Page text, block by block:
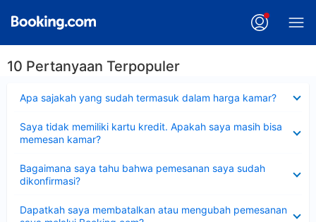
10 Pertanyaan Terpopuler
Apa sajakah yang sudah termasuk dalam harga kamar?
Saya tidak memiliki kartu kredit. Apakah saya masih bisa
memesan kamar?
Bagaimana saya tahu bahwa pemesanan saya sudah
dikonfirmasi?
Dapatkah saya membatalkan atau mengubah pemesanan